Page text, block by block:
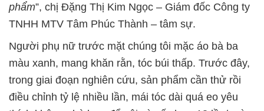
phẩm”, chị Đặng Thị Kim Ngọc – Giám đốc Công ty
TNHH MTV Tâm Phúc Thành – tâm sự.
Người phụ nữ trước mặt chúng tôi mặc áo bà ba
màu xanh, mang khăn rằn, tóc búi thấp. Trước đây,
trong giai đoạn nghiên cứu, sản phẩm cần thử rồi
điều chỉnh tỷ lệ nhiều lần, mái tóc dài quá eo yêu